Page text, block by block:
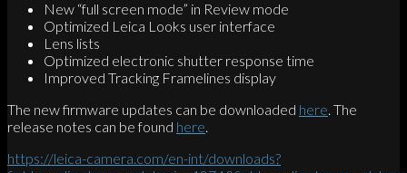
New “full screen mode” in Review mode
Optimized Leica Looks user interface
Lens lists
Optimized electronic shutter response time
Improved Tracking Framelines display
The new firmware updates can be downloaded here. The
release notes can be found here.
https://leica-camera.com/en-int/downloads?